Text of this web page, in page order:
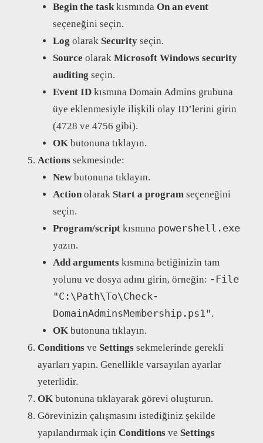
Begin the task kısmındaOn an event
seçeneğini seçin.
Log olarak Security seçin.
Source olarakMicrosoft Windows security
auditing seçin.
Event ID kısmına Domain Admins grubuna
üye eklenmesiyle ilişkili olay ID’lerini girin
(4728 ve 4756 gibi).
OK butonuna tıklayın.
Actions sekmesinde:
New butonuna tıklayın.
Action olarak Start a program seçeneğini
seçin.
Program/script kısmına powershell.exe
yazın.
Add arguments kısmına betiğinizin tam
yolunu ve dosya adını girin, örneğin: -File
"C:\Path\To\Check-
DomainAdminsMembership.ps1".
OK butonuna tıklayın.
Conditions ve Settings sekmelerinde gerekli
ayarları yapın. Genellikle varsayılan ayarlar
yeterlidir.
OK butonuna tıklayarak görevi oluşturun.
Görevinizin çalışmasını istediğiniz şekilde
yapılandırmak için Conditions ve Settings